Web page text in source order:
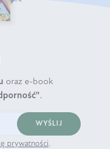
oraz e-book
.
WYŚLIJ
prywatności.